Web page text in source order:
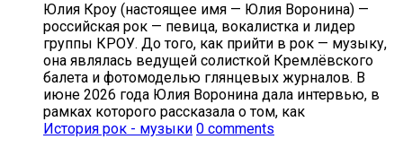
Юлия Кроу (настоящее имя — Юлия Воронина) —
российская рок — певица, вокалистка и лидер
группы КРОУ. До того, как прийти в рок — музыку,
она являлась ведущей солисткой Кремлёвского
балета и фотомоделью глянцевых журналов. В
июне 2026 года Юлия Воронина дала интервью, в
рамках которого рассказала о том, как
История рок - музыки 0 comments